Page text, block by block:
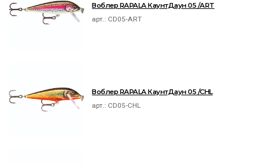
Воблер RAPALA КаунтДаун 05 /ART
арт.: CD05-ART
Воблер RAPALA КаунтДаун 05 /CHL
арт.: CD05-CHL